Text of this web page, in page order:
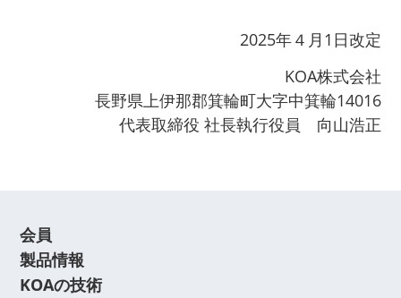
2025年４月1日改定
KOA株式会社
長野県上伊那郡箕輪町大字中箕輪14016
代表取締役 社長執行役員 向山浩正
会員
製品情報
KOAの技術